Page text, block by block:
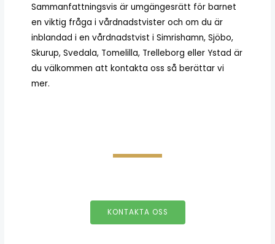
Sammanfattningsvis är umgängesrätt för barnet
en viktig fråga i vårdnadstvister och om du är
inblandad i en vårdnadstvist i Simrishamn, Sjöbo,
Skurup, Svedala, Tomelilla, Trelleborg eller Ystad är
du välkommen att kontakta oss så berättar vi
mer.
KONTAKTA OSS